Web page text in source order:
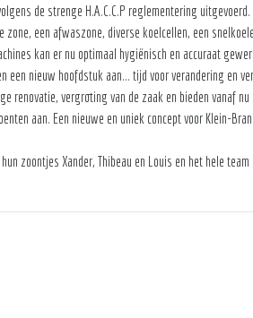
de strenge H.A.C.C.P reglementering
zone, een afwaszone, diverse koelcellen, een
kan er nu optimaal hygiënisch en accuraat
een nieuw hoofdstuk aan... tijd voor verandering en
renovatie, vergroting van de zaak en bieden vanaf
aan. Een nieuwe en uniek concept voor Klein-
zoontjes Xander, Thibeau en Louis en het hele